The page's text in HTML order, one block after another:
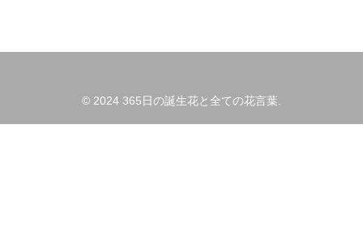
© 2024 365日の誕生花と全ての花言葉.